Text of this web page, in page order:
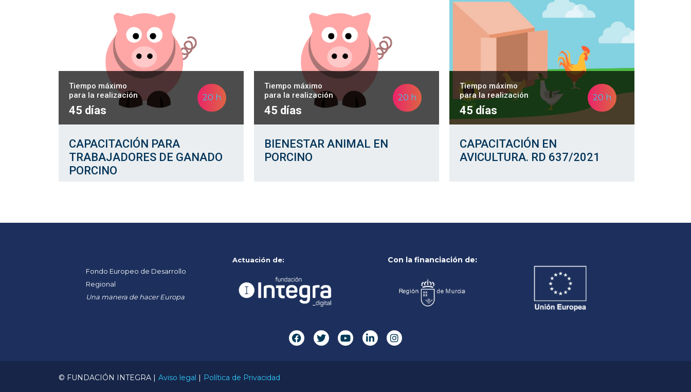
Tiempo máximo
para la realización
45 días
20 h
CAPACITACIÓN PARA
TRABAJADORES DE GANADO
PORCINO
Tiempo máximo
para la realización
45 días
20 h
BIENESTAR ANIMAL EN
PORCINO
Tiempo máximo
para la realización
45 días
20 h
CAPACITACIÓN EN
AVICULTURA. RD 637/2021
Fondo Europeo de Desarrollo
Regional
Una manera de hacer Europa
Actuación de: Con la financiación de:
© FUNDACIÓN INTEGRA | Aviso legal | Política de Privacidad